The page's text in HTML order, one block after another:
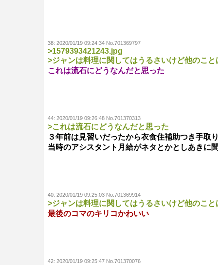
38: 2020/01/19 09:24:34 No.701369797
>1579393421243.jpg
>ジャンは料理に関してはうるさいけど他のこ
これは流石にどうなんだと思った
44: 2020/01/19 09:26:48 No.701370313
>これは流石にどうなんだと思った
３年前は見習いだったから衣食住補助つき手取
当時のアシスタント月給がネタとかとしあきに
40: 2020/01/19 09:25:03 No.701369914
>ジャンは料理に関してはうるさいけど他のこ
最後のコマのキリコかわいい
42: 2020/01/19 09:25:47 No.701370076